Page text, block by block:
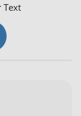
Text